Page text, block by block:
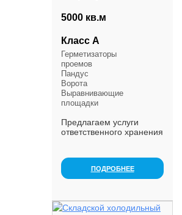
5000 кв.м
Класс А
Герметизаторы
проемов
Пандус
Ворота
Выравнивающие
площадки
Предлагаем услуги
ответственного хранения
Температурный режим
хранения (мульти-
температурный): -18; +2
ПОДРОБНЕЕ